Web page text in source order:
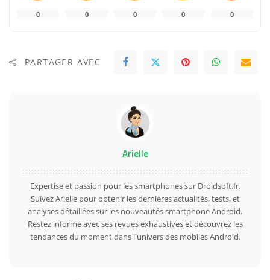
0 0 0 0 0
PARTAGER AVEC
Arielle
Expertise et passion pour les smartphones sur Droidsoft.fr.
Suivez Arielle pour obtenir les dernières actualités, tests, et
analyses détaillées sur les nouveautés smartphone Android.
Restez informé avec ses revues exhaustives et découvrez les
tendances du moment dans l'univers des mobiles Android.